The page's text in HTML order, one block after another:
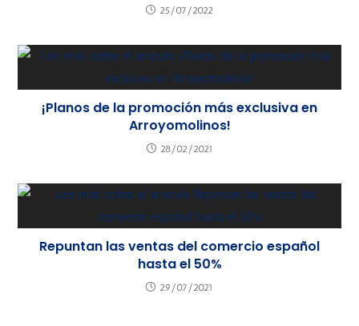
25/07/2022
¡Planos de la promoción más exclusiva en
Arroyomolinos!
28/02/2021
Repuntan las ventas del comercio español
hasta el 50%
29/07/2021